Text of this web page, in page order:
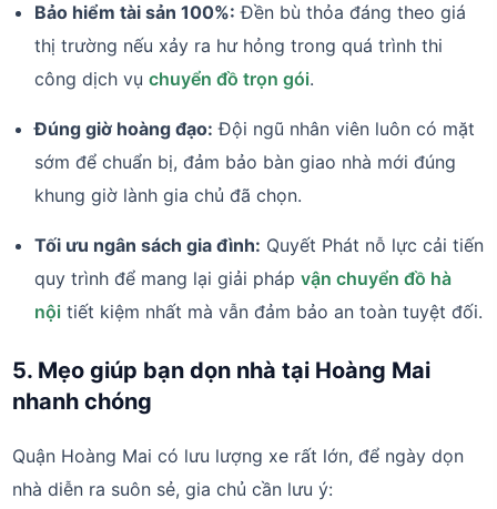
Bảo hiểm tài sản 100%: Đền bù thỏa đáng theo giá
thị trường nếu xảy ra hư hỏng trong quá trình thi
công dịch vụchuyển đồ trọn gói.
Đúng giờ hoàng đạo: Đội ngũ nhân viên luôn có mặt
sớm để chuẩn bị, đảm bảo bàn giao nhà mới đúng
khung giờ lành gia chủ đã chọn.
Tối ưu ngân sách gia đình: Quyết Phát nỗ lực cải tiến
quy trình để mang lại giải phápvận chuyển đồ hà
nội tiết kiệm nhất mà vẫn đảm bảo an toàn tuyệt đối.
5. Mẹo giúp bạn dọn nhà tại Hoàng Mai
nhanh chóng
Quận Hoàng Mai có lưu lượng xe rất lớn, để ngày dọn
nhà diễn ra suôn sẻ, gia chủ cần lưu ý: